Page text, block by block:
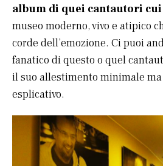
album di quei cantautori cui
museo moderno, vivo e atipico
corde dell’emozione. Ci puoi
fanatico di questo o quel
il suo allestimento minimale
esplicativo.